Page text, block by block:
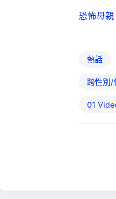
恐怖母
熱話
跨性別/
01‌